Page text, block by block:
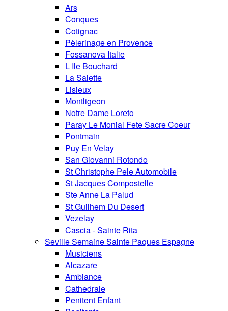
Ars
Conques
Cotignac
Pèlerinage en Provence
Fossanova Italie
L Ile Bouchard
La Salette
Lisieux
Montligeon
Notre Dame Loreto
Paray Le Monial Fete Sacre Coeur
Pontmain
Puy En Velay
San Giovanni Rotondo
St Christophe Pele Automobile
St Jacques Compostelle
Ste Anne La Palud
St Guilhem Du Desert
Vezelay
Cascia - Sainte Rita
Seville Semaine Sainte Paques Espagne
Musiciens
Alcazare
Ambiance
Cathedrale
Penitent Enfant